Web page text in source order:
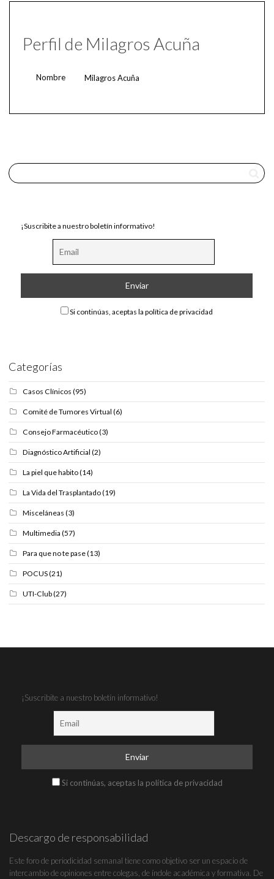
Perfil de Milagros Acuña
Nombre Milagros Acuña
¡Suscribite a nuestro boletín informativo!
Si continúas, aceptas la política de privacidad
Categorías
Casos Clínicos (95)
Comité de Tumores Virtual (6)
Consejo Farmacéutico(3)
Diagnóstico Artificial (2)
La piel que habito(14)
La Vida del Trasplantado(19)
Misceláneas (3)
Multimedia (57)
Para que no te pase(13)
POCUS(21)
UTI-Club(27)
¡Suscribite a nuestro boletín informativo!
Si continúas, aceptas la política de privacidad
Descargo de responsabilidad
Este foro de periodicidad semanal tiene como objetivo ser un espacio de
intercambio de opiniones entre colegas, de índole académica y formativa. De